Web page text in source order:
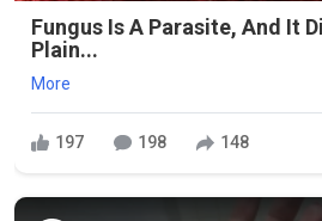
Fungus Is A Parasite, And It
Plain...
More
197 198 148